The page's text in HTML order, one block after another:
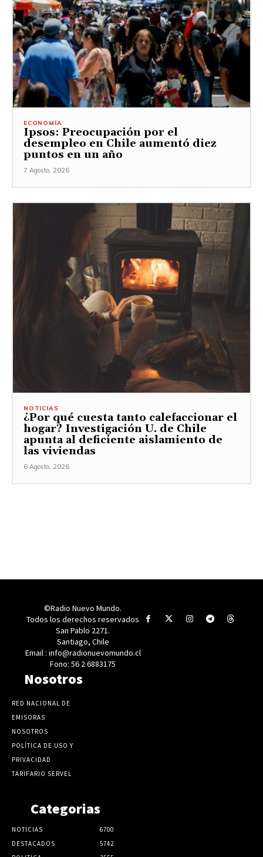
ECONOMÍA
Ipsos: Preocupación por el
desempleo en Chile aumentó diez
puntos en un año
7 Agosto, 2026
NOTICIAS
¿Por qué cuesta tanto calefaccionar el
hogar? Investigación U. de Chile
apunta al deficiente aislamiento de
las viviendas
6 Agosto, 2026
©Radio Nuevo Mundo.
Todos los derechos reservados
San Pablo 2271.
Santiago, Chile
Email : info@radionuevomundo.cl
Fono: 56 2 6883175
Nosotros
RED NACIONAL DE
EMISORAS
NOSOTROS
POLÍTICA DE USO Y
PRIVACIDAD
TARIFARIO SERVEL
Categorias
NOTICIAS
6700
DESTACADOS
5742